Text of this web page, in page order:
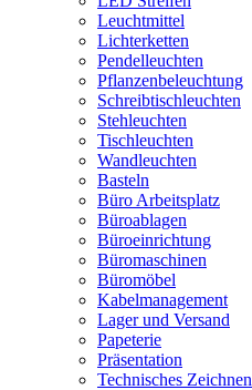
Leuchtmittel
Lichterketten
Pendelleuchten
Pflanzenbeleuchtung
Schreibtischleuchten
Stehleuchten
Tischleuchten
Wandleuchten
Basteln
Büro Arbeitsplatz
Büroablagen
Büroeinrichtung
Büromaschinen
Büromöbel
Kabelmanagement
Lager und Versand
Papeterie
Präsentation
Technisches Zeichnen